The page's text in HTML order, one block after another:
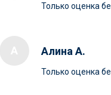
Только оценка
Алина А.
Только оценка